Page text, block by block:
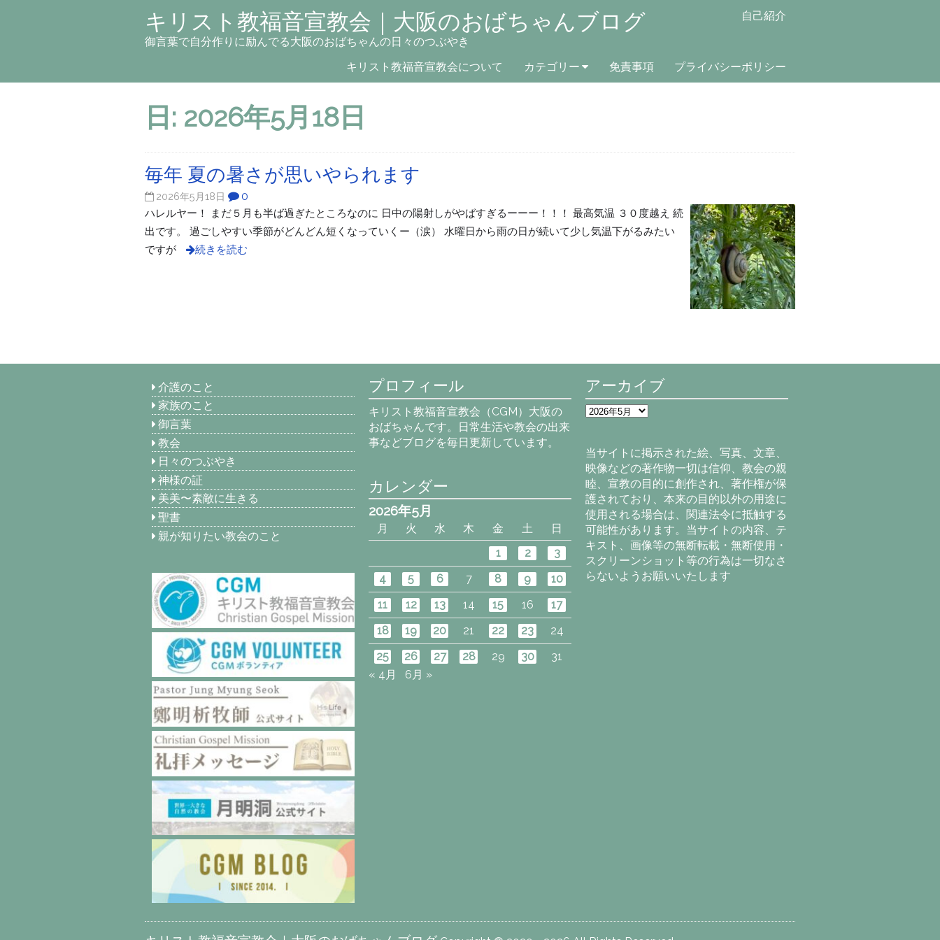
キリスト教福音宣教会｜大阪のおばちゃんブログ
御言葉で自分作りに励んでる大阪のおばちゃんの日々のつぶやき
自己紹介
キリスト教福音宣教会について カテゴリー 免責事項 プライバシーポリシー
日: 2026年5月18日
毎年 夏の暑さが思いやられます
2026年5月18日 0
ハレルヤー！ まだ５月も半ば過ぎたところなのに 日中の陽射しがやばすぎるーーー！！！ 最高気温 ３０度越え 続
出です。 過ごしやすい季節がどんどん短くなっていくー（涙） 水曜日から雨の日が続いて少し気温下がるみたい
ですが
続きを読む
介護のこと
家族のこと
御言葉
教会
日々のつぶやき
神様の証
美美〜素敵に生きる
聖書
親が知りたい教会のこと
プロフィール
キリスト教福音宣教会（CGM）大阪の
おばちゃんです。日常生活や教会の出来
事などブログを毎日更新しています。
アーカイブ
ア
ー
ブ
当サイトに掲示された絵、写真、文章、
映像などの著作物一切は信仰、教会の親
睦、宣教の目的に創作され、著作権が保
護されており、本来の目的以外の用途に
使用される場合は、関連法令に抵触する
可能性があります。当サイトの内容、テ
キスト、画像等の無断転載・無断使用・
スクリーンショット等の行為は一切なさ
らないようお願いいたします
カレンダー
2026年5月
月 火 水 木 金 土
日
1
2
3
4
5 6 7 8 9
10
11
12 13 14 15 16
17
18
19 20 21 22 23
24
25
26 27 28 29 30
31
« 4月
6月 »